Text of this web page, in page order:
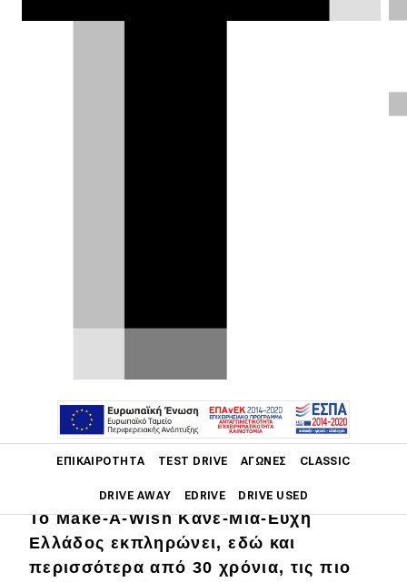
ΕΠΙΚΑΙΡΌΤΗΤΑ TEST DRIVE ΑΓΏΝΕΣ CLASSIC
DRIVE AWAY EDRIVE DRIVE USED
Main navigation
Επικαιρότητα
παιδιών που νοσούν από σοβαρές
Το Make-A-Wish Κάνε-Μια-Ευχή
Ελλάδος εκπληρώνει, εδώ και
περισσότερα από 30 χρόνια, τις πιο